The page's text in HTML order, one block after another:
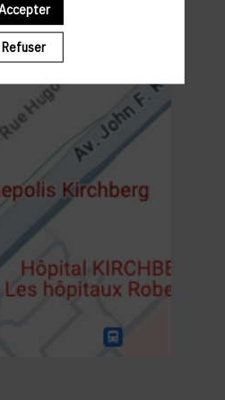
WALKING COCKTAIL
Refuser